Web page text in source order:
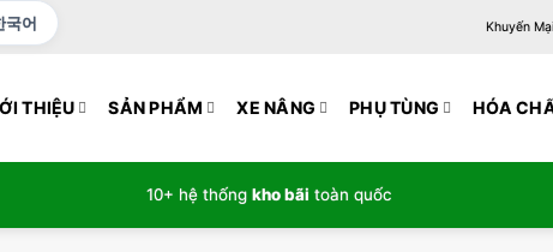
국어 Khuyến Mại
THIỆU SẢN PHẨM XE NÂNG PHỤ TÙNG HÓA
10+ hệ thống kho bãi toàn quốc